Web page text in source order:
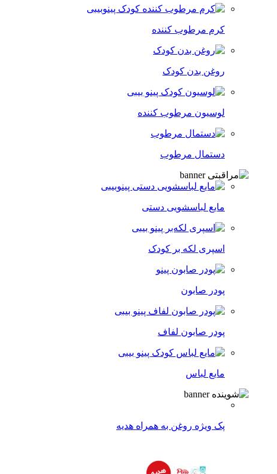
کرم مرطوب کننده
روغن بدن کودک
لوسیون مرطوب کننده
دستمال مرطوب
مایع لباسشویی دستی
اسپری لکه‌ بر کودک
پودر صابون
پودر صابون لفاف
مایع لباس
پک ویژه روغن به همراه هدیه